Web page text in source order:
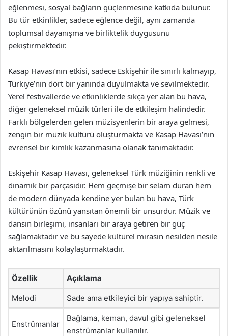
eğlenmesi, sosyal bağların güçlenmesine katkıda bulunur.
Bu tür etkinlikler, sadece eğlence değil, aynı zamanda
toplumsal dayanışma ve birliktelik duygusunu
pekiştirmektedir.
Kasap Havası’nın etkisi, sadece Eskişehir ile sınırlı kalmayıp,
Türkiye’nin dört bir yanında duyulmakta ve sevilmektedir.
Yerel festivallerde ve etkinliklerde sıkça yer alan bu hava,
diğer geleneksel müzik türleri ile de etkileşim halindedir.
Farklı bölgelerden gelen müzisyenlerin bir araya gelmesi,
zengin bir müzik kültürü oluşturmakta ve Kasap Havası’nın
evrensel bir kimlik kazanmasına olanak tanımaktadır.
Eskişehir Kasap Havası, geleneksel Türk müziğinin renkli ve
dinamik bir parçasıdır. Hem geçmişe bir selam duran hem
de modern dünyada kendine yer bulan bu hava, Türk
kültürünün özünü yansıtan önemli bir unsurdur. Müzik ve
dansın birleşimi, insanları bir araya getiren bir güç
sağlamaktadır ve bu sayede kültürel mirasın nesilden nesile
aktarılmasını kolaylaştırmaktadır.
Özellik Açıklama
Melodi Sade ama etkileyici bir yapıya sahiptir.
Enstrümanlar
Bağlama, keman, davul gibi geleneksel
enstrümanlar kullanılır.